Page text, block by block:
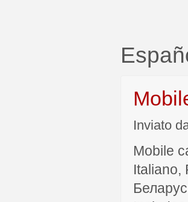
Inviato
Mobile
Italiano,